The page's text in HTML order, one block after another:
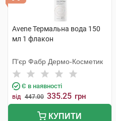
Avene Термальна вода 150
мл 1 флакон
П'єр Фабр Дермо-Косметик
Є в наявності
від 447.00 335.25 грн
КУПИТИ